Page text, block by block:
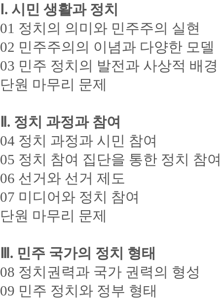
Ⅰ. 시민 생활과 정치
01 정치의 의미와 민주주의 실현
02 민주주의의 이념과 다양한 모델
03 민주 정치의 발전과 사상적 배경
단원 마무리 문제
Ⅱ. 정치 과정과 참여
04 정치 과정과 시민 참여
05 정치 참여 집단을 통한 정치 참여
06 선거와 선거 제도
07 미디어와 정치 참여
단원 마무리 문제
Ⅲ. 민주 국가의 정치 형태
08 정치권력과 국가 권력의 형성
09 민주 정치와 정부 형태